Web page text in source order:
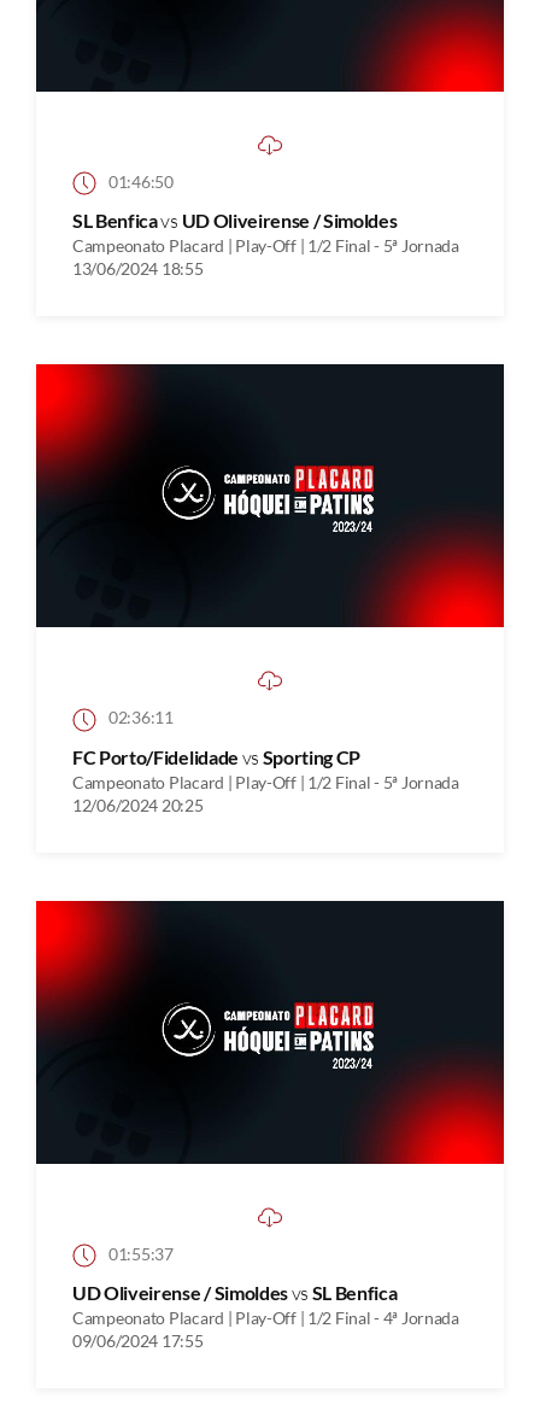
01:46:50
SL Benficavs UD Oliveirense / Simoldes
Campeonato Placard | Play-Off | 1/2 Final - 5ª Jornada
13/06/2024 18:55
02:36:11
FC Porto/Fidelidade vs Sporting CP
Campeonato Placard | Play-Off | 1/2 Final - 5ª Jornada
12/06/2024 20:25
01:55:37
UD Oliveirense / Simoldesvs SL Benfica
Campeonato Placard | Play-Off | 1/2 Final - 4ª Jornada
09/06/2024 17:55